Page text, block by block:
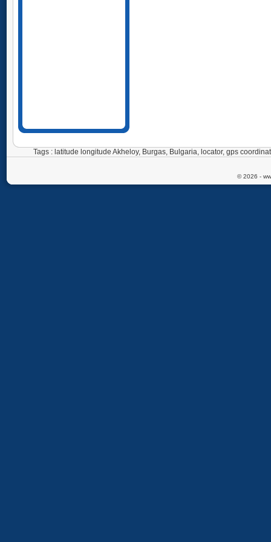
Tags : latitude longitude Akheloy, Burgas, Bulgaria, locator, gps
© 2026 -